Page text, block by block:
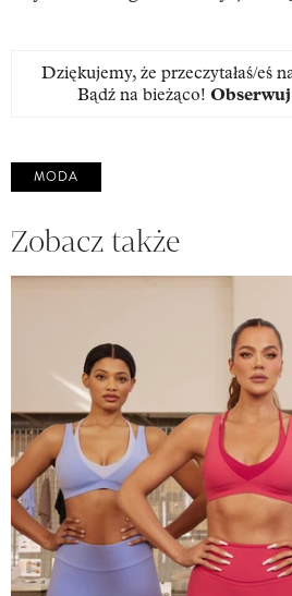
Dziękujemy, że przeczytałaś/eś
Bądź na bieżąco!
MODA
Zobacz także